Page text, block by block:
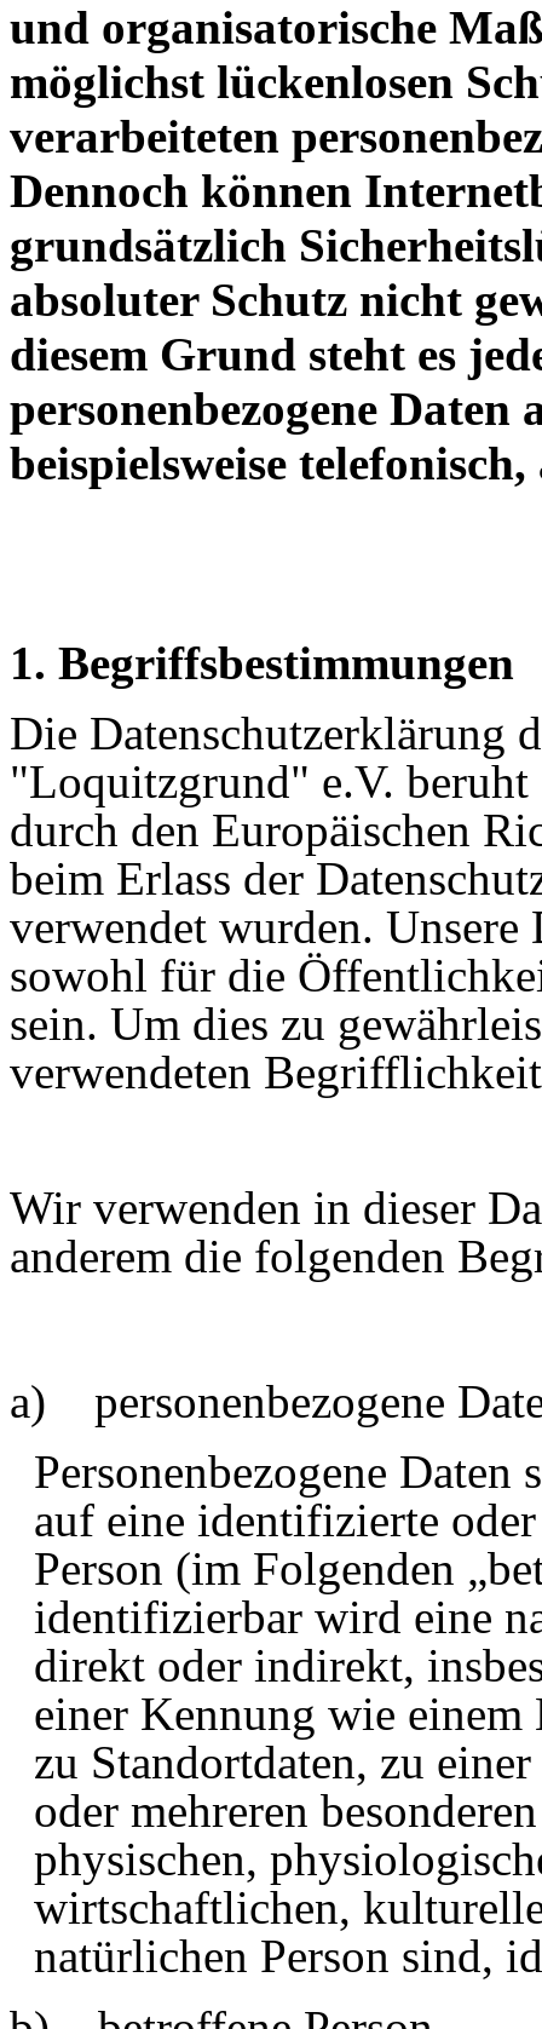
und organisatorische
möglichst lückenlosen
verarbeiteten
Dennoch können
grundsätzlich
absoluter Schutz nicht
diesem Grund steht es
personenbezogene
beispielsweise
1. Begriffsbestimmungen
Die Datenschutzerklärung
"Loquitzgrund" e.V.
durch den Europäischen
beim Erlass der
verwendet wurden.
sowohl für die
sein. Um dies zu
verwendeten
Wir verwenden in dieser
anderem die folgenden
a) personenbezogene
Personenbezogene
auf eine identifizierte
Person (im Folgenden
identifizierbar wird eine
direkt oder indirekt,
einer Kennung wie einem
zu Standortdaten, zu
oder mehreren
physischen,
wirtschaftlichen,
natürlichen Person sind,